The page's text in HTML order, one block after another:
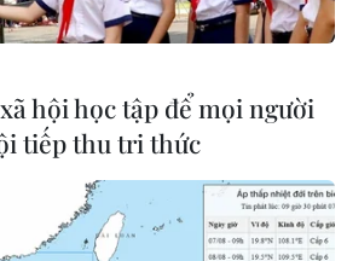
hội học tập để mọi người
tiếp thu tri thức